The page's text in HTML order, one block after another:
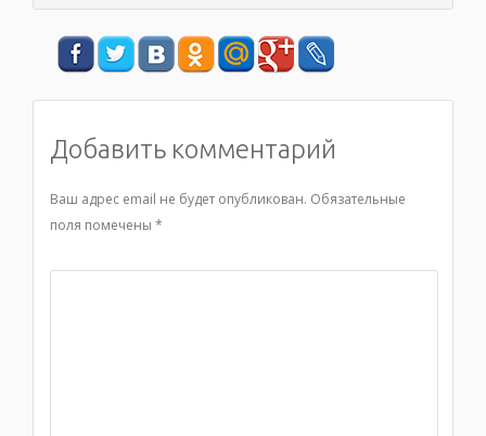
Добавить комментарий
Ваш адрес email не будет опубликован. Обязательные
поля помечены *